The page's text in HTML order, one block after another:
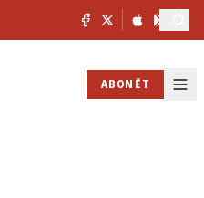
ABONĒT